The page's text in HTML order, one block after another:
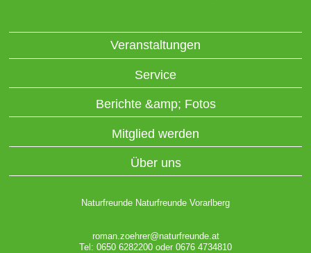
Veranstaltungen
Service
Berichte &amp; Fotos
Mitglied werden
Über uns
Naturfreunde Naturfreunde Vorarlberg
roman.zoehrer@naturfreunde.at
Tel: 0650 6282200 oder 0676 4734810